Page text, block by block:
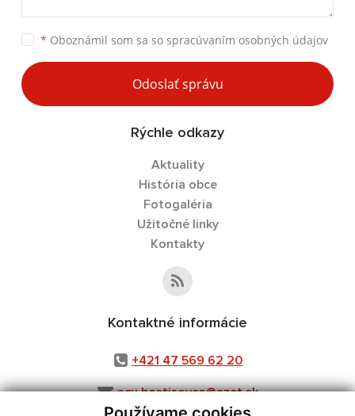
* Oboznámil som sa so spracúvaním osobných údajov
Odoslať správu
Rýchle odkazy
Aktuality
História obce
Fotogaléria
Užitočné linky
Kontakty
Kontaktné informácie
+421 47 569 62 20
ocu.hostisovce@azet.sk